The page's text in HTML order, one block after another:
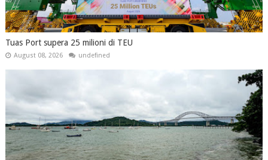
Tuas Port supera 25 milioni di TEU
August 08, 2026 undefined